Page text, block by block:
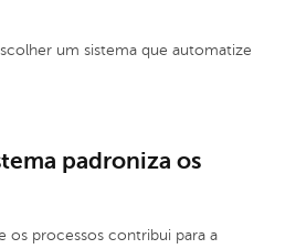
um sistema que automatize
padroniza os
os processos contribui para a